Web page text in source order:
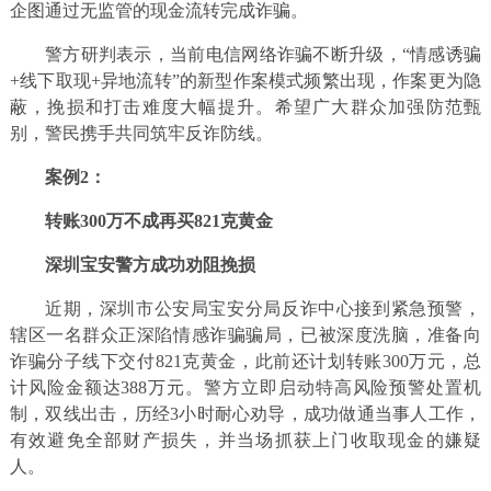
企图通过无监管的现金流转完成诈骗。
警方研判表示，当前电信网络诈骗不断升级，“情感诱骗
+线下取现+异地流转”的新型作案模式频繁出现，作案更为隐
蔽，挽损和打击难度大幅提升。希望广大群众加强防范甄
别，警民携手共同筑牢反诈防线。
案例2：
转账300万不成再买821克黄金
深圳宝安警方成功劝阻挽损
近期，深圳市公安局宝安分局反诈中心接到紧急预警，
辖区一名群众正深陷情感诈骗骗局，已被深度洗脑，准备向
诈骗分子线下交付821克黄金，此前还计划转账300万元，总
计风险金额达388万元。警方立即启动特高风险预警处置机
制，双线出击，历经3小时耐心劝导，成功做通当事人工作，
有效避免全部财产损失，并当场抓获上门收取现金的嫌疑
人。